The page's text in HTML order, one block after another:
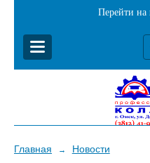
Перейти
Главная → Новости